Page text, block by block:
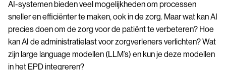
AI-systemen bieden veel mogelijkheden om processen
sneller en efficiënter te maken, ook in de zorg. Maar wat kan AI
precies doen om de zorg voor de patiënt te verbeteren? Hoe
kan AI de administratielast voor zorgverleners verlichten? Wat
zijn large language modellen (LLM’s) en kun je deze modellen
in het EPD integreren?